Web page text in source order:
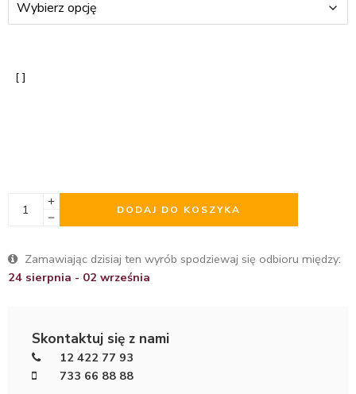
DODAJ DO KOSZYKA
Zamawiając dzisiaj ten wyrób spodziewaj się odbioru między:
24 sierpnia - 02 września
Skontaktuj się z nami
12 422 77 93
733 66 88 88